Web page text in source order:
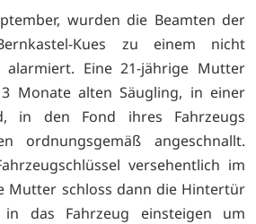
wurden die Beamten der
Kues zu einem nicht
alarmiert. Eine 21-jährige Mutter
Monate alten Säugling, in einer
in den Fond ihres Fahrzeugs
ordnungsgemäß angeschnallt.
versehentlich im
Mutter schloss dann die Hintertür
das Fahrzeug einsteigen um